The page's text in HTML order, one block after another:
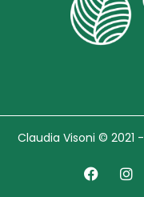
Claudia Visoni © 2021
F
a
I
n